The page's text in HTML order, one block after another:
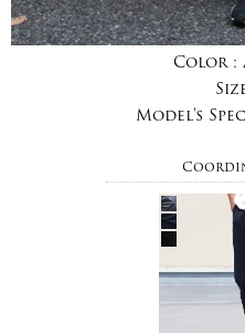
Color :
Model's